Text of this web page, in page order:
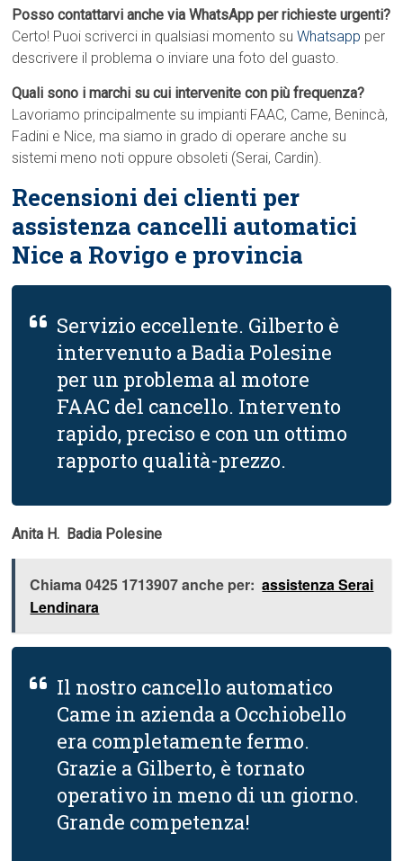
Posso contattarvi anche via WhatsApp per richieste urgenti?
Certo! Puoi scriverci in qualsiasi momento suWhatsapp per
descrivere il problema o inviare una foto del guasto.
Quali sono i marchi su cui intervenite con più frequenza?
Lavoriamo principalmente su impianti FAAC, Came, Benincà,
Fadini e Nice, ma siamo in grado di operare anche su
sistemi meno noti oppure obsoleti (Serai, Cardin).
Recensioni dei clienti per
assistenza cancelli automatici
Nice a Rovigo e provincia
Servizio eccellente. Gilberto è
intervenuto a Badia Polesine
per un problema al motore
FAAC del cancello. Intervento
rapido, preciso e con un ottimo
rapporto qualità-prezzo.
Anita H.  Badia Polesine
Chiama 0425 1713907 anche per: assistenza Serai
Lendinara
Il nostro cancello automatico
Came in azienda a Occhiobello
era completamente fermo.
Grazie a Gilberto, è tornato
operativo in meno di un giorno.
Grande competenza!